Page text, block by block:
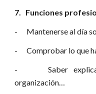
7. Funciones
- Mantenerse al día
- Comprobar lo que
- Saber explicar
organización…